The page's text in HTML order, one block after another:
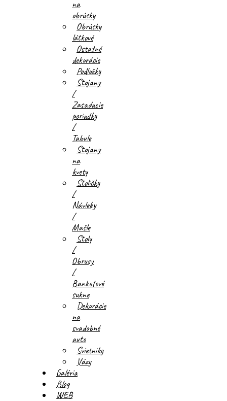
na
obrúsky
Obrúsky
látkové
Ostatné
dekorácie
Podložky
Stojany
/
Zasadacie
poriadky
/
Tabule
Stojany
na
kvety
Stoličky
/
Návleky
/
Mašle
Stoly
/
Obrusy
/
Banketové
sukne
Dekorácie
na
svadobné
auto
Svietniky
Vázy
Galéria
Blog
WEB